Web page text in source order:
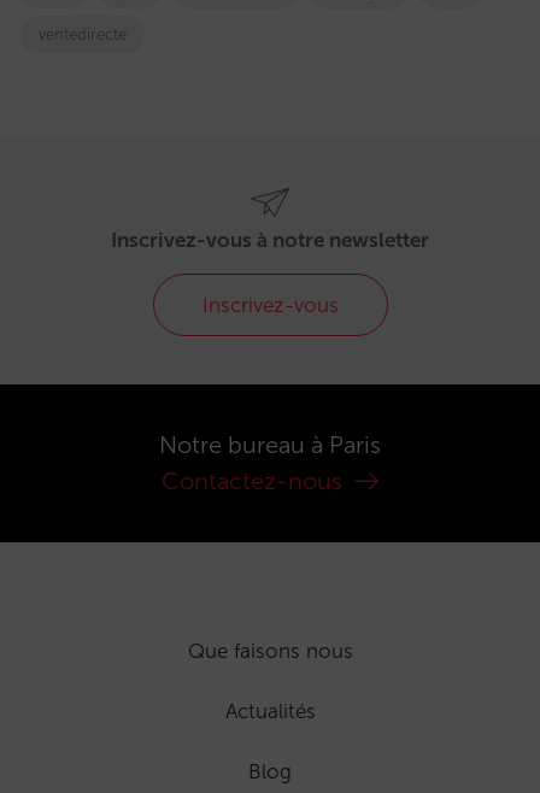
ventedirecte
Inscrivez-vous à notre newsletter
Inscrivez-vous
Notre bureau à Paris
Contactez-nous
Que faisons nous
Actualités
Blog